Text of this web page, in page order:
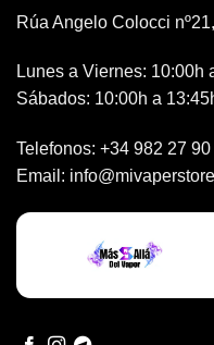
Rúa Angelo Colocci
Lunes a Viernes: 10:00h
Sábados: 10:00h a
Telefonos: +34 982 27 90
Email: